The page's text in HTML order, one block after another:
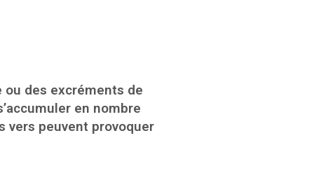
des excréments de
en nombre
vers peuvent provoquer